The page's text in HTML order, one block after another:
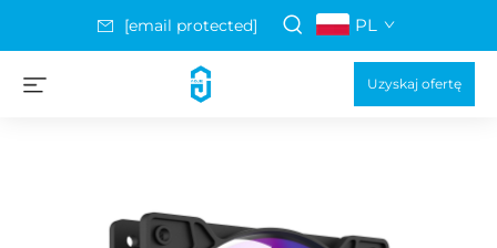
[email protected] PL
Uzyskaj ofertę